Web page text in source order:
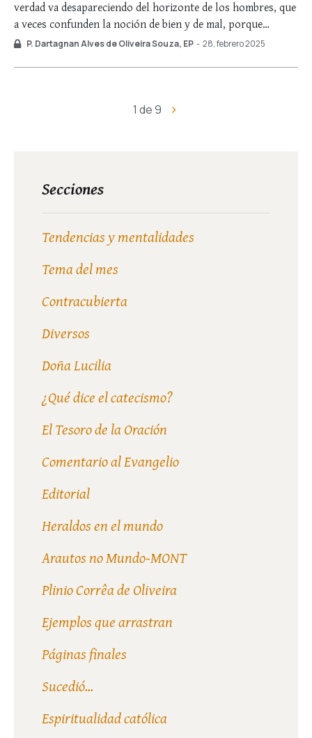
verdad va desapareciendo del horizonte de los hombres, que
a veces confunden la noción de bien y de mal, porque
adoptan para sí guías ciegos, que los harán caer en un
P. Dartagnan Alves de Oliveira Souza, EP - 28, febrero 2025
1 de 9
Secciones
Tendencias y mentalidades
Tema del mes
Contracubierta
Diversos
Doña Lucilia
¿Qué dice el catecismo?
El Tesoro de la Oración
Comentario al Evangelio
Editorial
Heraldos en el mundo
Arautos no Mundo-MONT
Plinio Corrêa de Oliveira
Ejemplos que arrastran
Páginas finales
Sucedió...
Espiritualidad católica